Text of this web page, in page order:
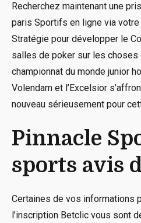
Recherchez maintenant une
paris Sportifs en ligne via
Stratégie pour développer le
salles de poker sur les
championnat du monde junior
Volendam et l’Excelsior
nouveau sérieusement pour
Pinnacle
sports avis
Certaines de vos informations
l’inscription Betclic vous sont